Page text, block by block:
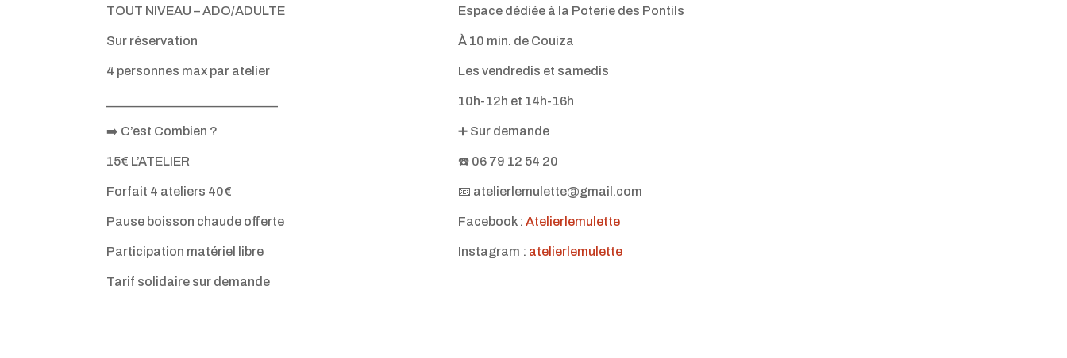
TOUT NIVEAU – ADO/ADULTE
Sur réservation
4 personnes max par atelier
➡️ C’est Combien ?
15€ L’ATELIER
Forfait 4 ateliers 40€
Pause boisson chaude offerte
Participation matériel libre
Tarif solidaire sur demande
Espace dédiée à la Poterie des Pontils
À 10 min. de Couiza
Les vendredis et samedis
10h-12h et 14h-16h
➕ Sur demande
☎️ 06 79 12 54 20
📧 atelierlemulette@gmail.com
Facebook :Atelierlemulette
Instagram : atelierlemulette